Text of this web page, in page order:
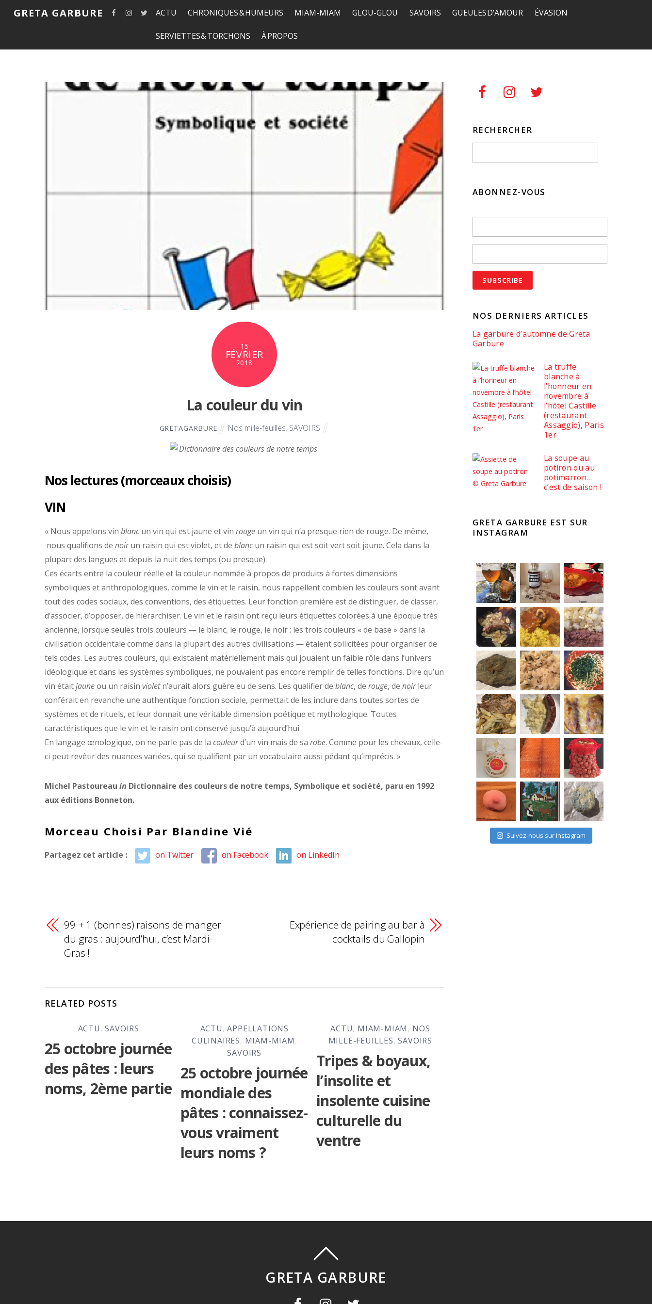
GRETA GARBURE ACTU CHRONIQUES & HUMEURS MIAM-MIAM GLOU-GLOU SAVOIRS GUEULES D’AMOUR ÉVASION
SERVIETTES & TORCHONS À PROPOS
15
FÉVRIER
2018
La couleur du vin
GRETAGARBURE Nos mille-feuilles, SAVOIRS
Nos lectures (morceaux choisis)
VIN
« Nous appelons vin blancun vin qui est jaune et vin rouge un vin qui n’a presque rien de rouge. De même,
nous qualifions de noirun raisin qui est violet, et de blancun raisin qui est soit vert soit jaune. Cela dans la
plupart des langues et depuis la nuit des temps (ou presque).
Ces écarts entre la couleur réelle et la couleur nommée à propos de produits à fortes dimensions
symboliques et anthropologiques, comme le vin et le raisin, nous rappellent combien les couleurs sont avant
tout des codes sociaux, des conventions, des étiquettes. Leur fonction première est de distinguer, de classer,
d’associer, d’opposer, de hiérarchiser. Le vin et le raisin ont reçu leurs étiquettes colorées à une époque très
ancienne, lorsque seules trois couleurs — le blanc, le rouge, le noir : les trois couleurs « de base » dans la
civilisation occidentale comme dans la plupart des autres civilisations — étaient sollicitées pour organiser de
tels codes. Les autres couleurs, qui existaient matériellement mais qui jouaient un faible rôle dans l’univers
idéologique et dans les systèmes symboliques, ne pouvaient pas encore remplir de telles fonctions. Dire qu’un
vin étaitjauneou un raisin violetn’aurait alors guère eu de sens. Les qualifier de blanc, de rouge, de noirleur
conférait en revanche une authentique fonction sociale, permettait de les inclure dans toutes sortes de
systèmes et de rituels, et leur donnait une véritable dimension poétique et mythologique. Toutes
caractéristiques que le vin et le raisin ont conservé jusqu’à aujourd’hui.
En langage œnologique, on ne parle pas de la couleurd’un vin mais de sa robe. Comme pour les chevaux, celle-
ci peut revêtir des nuances variées, qui se qualifient par un vocabulaire aussi pédant qu’imprécis. »
Michel Pastoureau in Dictionnaire des couleurs de notre temps, Symbolique et société, paru en 1992
aux éditions Bonneton.
Morceau Choisi Par Blandine Vié
Partagez cet article : on Twitter on Facebook on LinkedIn
99 + 1 (bonnes) raisons de manger
du gras : aujourd’hui, c’est Mardi-
Gras !
Expérience de pairing au bar à
cocktails du Gallopin
RELATED POSTS
ACTU,SAVOIRS
25 octobre journée
des pâtes : leurs
noms, 2ème partie
ACTU,APPELLATIONS
CULINAIRES, MIAM-MIAM,
SAVOIRS
25 octobre journée
mondiale des
pâtes : connaissez-
vous vraiment
leurs noms ?
ACTU, MIAM-MIAM, NOS
MILLE-FEUILLES,SAVOIRS
Tripes & boyaux,
l’insolite et
insolente cuisine
culturelle du
ventre
RECHERCHER
ABONNEZ-VOUS
NOS DERNIERS ARTICLES
La garbure d’automne de Greta
Garbure
La truffe
blanche à
l’honneur en
novembre à
l’hôtel Castille
(restaurant
Assaggio), Paris
1er
La soupe au
potiron ou au
potimarron…
c’est de saison !
GRETA GARBURE EST SUR
INSTAGRAM
Suivez-nous sur Instagram
GRETA GARBURE